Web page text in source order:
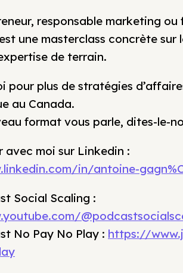
responsable marketing
une masterclass concrète sur
de terrain.
pour plus de stratégies
au Canada.
format vous parle, dites-le-
avec moi sur Linkedin :
in/antoine-
Social Scaling :
No Pay No Play : https://